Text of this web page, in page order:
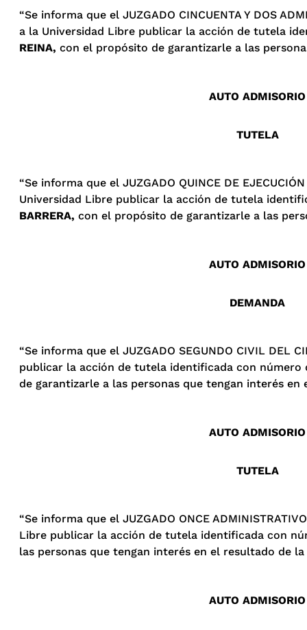
“Se informa que el JUZGADO CINCUENTA Y DOS
a la Universidad Libre publicar la acción de tutela
REINA, con el propósito de garantizarle a las
AUTO ADMISORIO
TUTELA
“Se informa que el JUZGADO QUINCE DE
Universidad Libre publicar la acción de tutela
BARRERA, con el propósito de garantizarle a las
AUTO ADMISORIO
DEMANDA
“Se informa que el JUZGADO SEGUNDO CIVIL DEL
publicar la acción de tutela identificada con número
de garantizarle a las personas que tengan interés
AUTO ADMISORIO
TUTELA
“Se informa que el JUZGADO ONCE
Libre publicar la acción de tutela identificada con
las personas que tengan interés en el resultado de
AUTO ADMISORIO